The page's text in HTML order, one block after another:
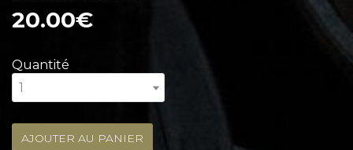
20.00€
Quantité
1
AJOUTER AU PANIER